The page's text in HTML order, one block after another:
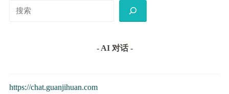
- AI 对话 -
https://chat.guanjihuan.com